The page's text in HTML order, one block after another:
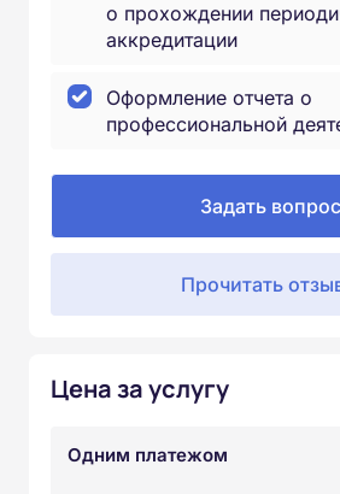
о прохождении
аккредитации
Оформление отчета о
профессиональной
Задать вопрос
Прочитать
Цена за услугу
Одним платежом